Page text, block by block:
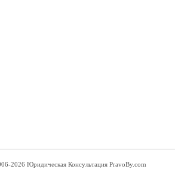
2026 Юридическая Консультация PravoBy.com